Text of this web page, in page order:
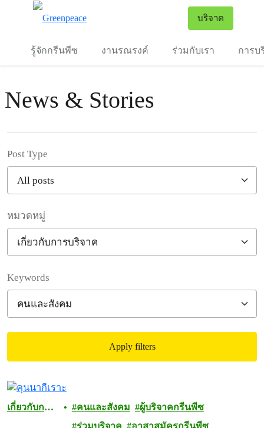
บริจาค
รู้จักกรีนพีซ งานรณรงค์ ร่วมกับเรา การบ
News & Stories
Post Type
หมวดหมู่
Keywords
Apply filters
Filtered results
เกี่ยวกับการ
คนและสังคม
ผู้บริจาคกรีนพีซ